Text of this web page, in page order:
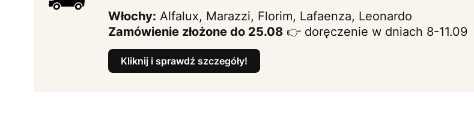
Włochy: Alfalux, Marazzi, Florim, Lafaenza, Leonardo
Zamówienie złożone do 25.08 👉 doręczenie w dniach 8-11.09
Kliknij i sprawdź szczegóły!